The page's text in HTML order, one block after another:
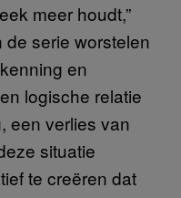
meer houdt,”
serie worstelen
en
logische relatie
een verlies van
situatie
te creëren dat